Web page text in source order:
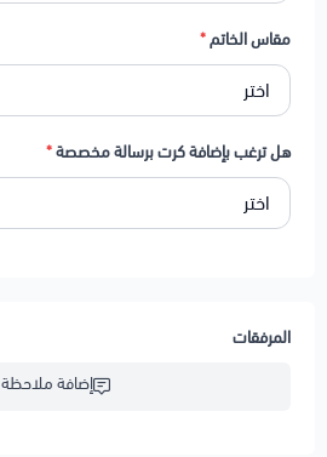
مقاس الخاتم*
هل ترغب بإضافة كرت برسالة مخصصة*
المرفقات
إضافة ملاحظة